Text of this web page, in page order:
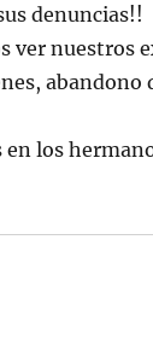
denuncias!!
ver nuestros
abandono
los